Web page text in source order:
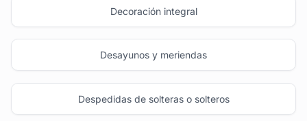
Decoración integral
Desayunos y meriendas
Despedidas de solteras o solteros